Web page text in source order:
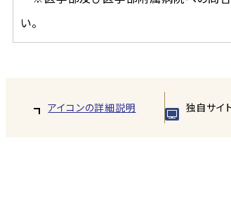
い。
アイコンの詳細説明 独自サイ